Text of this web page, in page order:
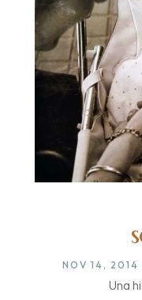
NOV 14, 2014
Una